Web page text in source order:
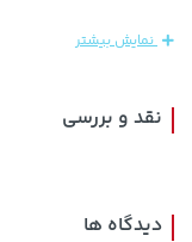
165,900
نمایش بیشتر
نقد و بررسی
دیدگاه ها